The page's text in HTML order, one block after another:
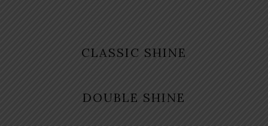
CLASSIC SHINE
DOUBLE SHINE